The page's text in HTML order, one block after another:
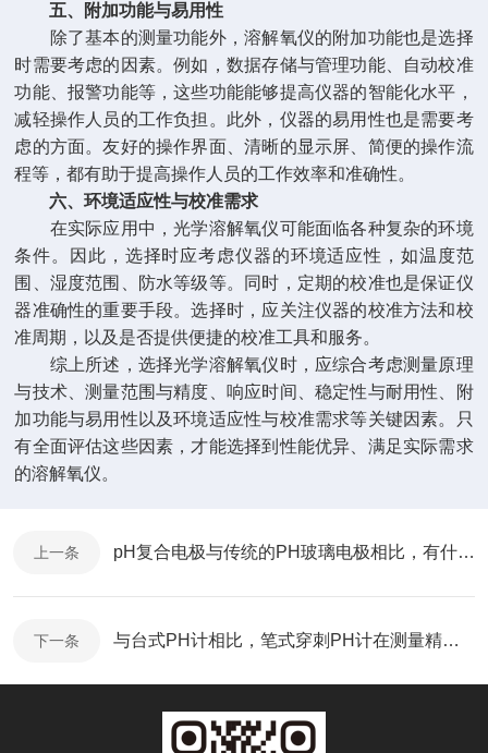
五、附加功能与易用性
除了基本的测量功能外，溶解氧仪的附加功能也是选择
时需要考虑的因素。例如，数据存储与管理功能、自动校准
功能、报警功能等，这些功能能够提高仪器的智能化水平，
减轻操作人员的工作负担。此外，仪器的易用性也是需要考
虑的方面。友好的操作界面、清晰的显示屏、简便的操作流
程等，都有助于提高操作人员的工作效率和准确性。
六、环境适应性与校准需求
在实际应用中，光学溶解氧仪可能面临各种复杂的环境
条件。因此，选择时应考虑仪器的环境适应性，如温度范
围、湿度范围、防水等级等。同时，定期的校准也是保证仪
器准确性的重要手段。选择时，应关注仪器的校准方法和校
准周期，以及是否提供便捷的校准工具和服务。
综上所述，选择光学溶解氧仪时，应综合考虑测量原理
与技术、测量范围与精度、响应时间、稳定性与耐用性、附
加功能与易用性以及环境适应性与校准需求等关键因素。只
有全面评估这些因素，才能选择到性能优异、满足实际需求
的溶解氧仪。
上一条 pH复合电极与传统的PH玻璃电极相比，有什么优势？
下一条 与台式PH计相比，笔式穿刺PH计在测量精度上有哪些差异？